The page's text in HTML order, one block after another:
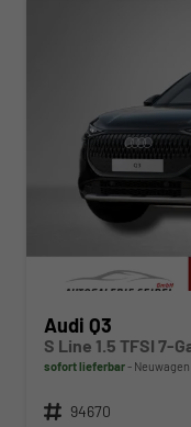
Audi Q3
S Line 1.5 TFSI 7-
sofort lieferbar Neuwagen
Fahrzeugnr. 94670